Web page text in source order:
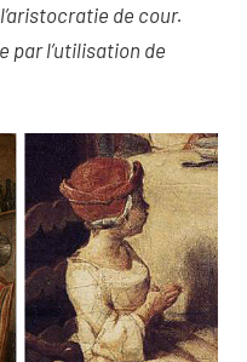
de cour.
par l’utilisation de